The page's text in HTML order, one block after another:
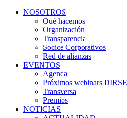
NOSOTROS
Qué hacemos
Organización
Transparencia
Socios Corporativos
Red de alianzas
EVENTOS
Agenda
Próximos webinars DIRSE
Transversa
Premios
NOTICIAS